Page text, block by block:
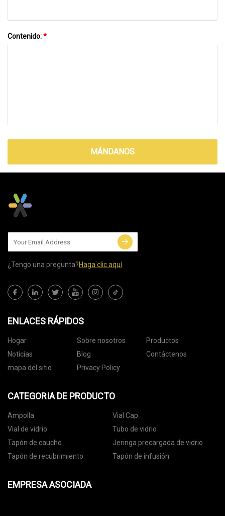
Contenido:*
MÁNDANOS
¿Tengo una pregunta?Haga clic aquí
ENLACES RÁPIDOS
Hogar Sobre nosotros
Productos
Noticias
Blog
Contáctenos
mapa del sitio
Privacy Policy
CATEGORIA DE PRODUCTO
Ampolla
Vial Cap
Vial de vidrio
Tubo de vidrio
Tapón de caucho
Jeringa precargada de vidrio
Tapón de recubrimiento
Tapón de infusión
EMPRESA ASOCIADA